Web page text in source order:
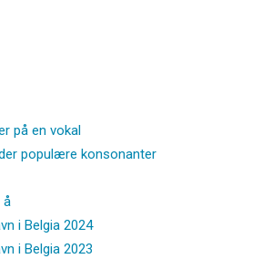
på en vokal
populære konsonanter
å
i Belgia 2024
i Belgia 2023